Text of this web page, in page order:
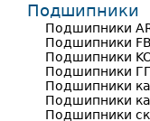
Подшипники
Подшипники
Подшипники
Подшипники
Подшипники
Подшипники
Подшипники
Подшипники